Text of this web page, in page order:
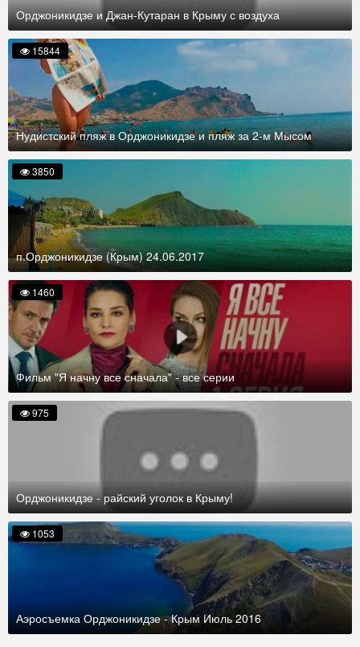
Орджоникидзе и Джан-Кутаран в Крыму с воздуха
Нудистский пляж в Орджоникидзе и пляж за 2-м Мысом
15844
п.Орджоникидзе (Крым) 24.06.2017
3850
Фильм "Я начну все сначала" - все серии
1460
Орджоникидзе - райский уголок в Крыму!
975
Аэросъемка Орджоникидзе - Крым Июль 2016
1053